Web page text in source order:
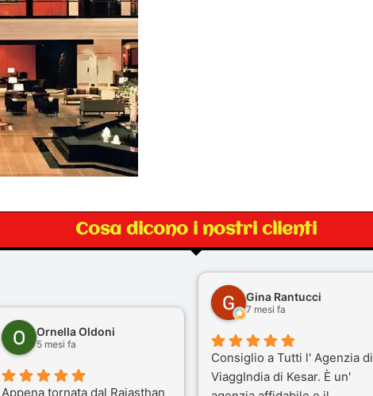
Cosa dicono i nostri clienti
Ornella Oldoni
5 mesi fa
Appena tornata dal Rajasthan
Gina Rantucci
7 mesi fa
Consiglio a Tutti l' Agenzia di
ViaggIndia di Kesar. È un'